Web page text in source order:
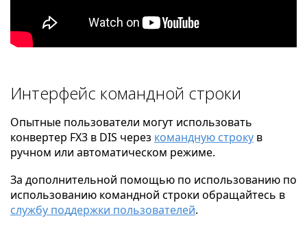
Интерфейс командной строки
Опытные пользователи могут использовать
конвертер FX3 в DIS через командную строку в
ручном или автоматическом режиме.
За дополнительной помощью по использованию по
использованию командной строки обращайтесь в
службу поддержки пользователей.